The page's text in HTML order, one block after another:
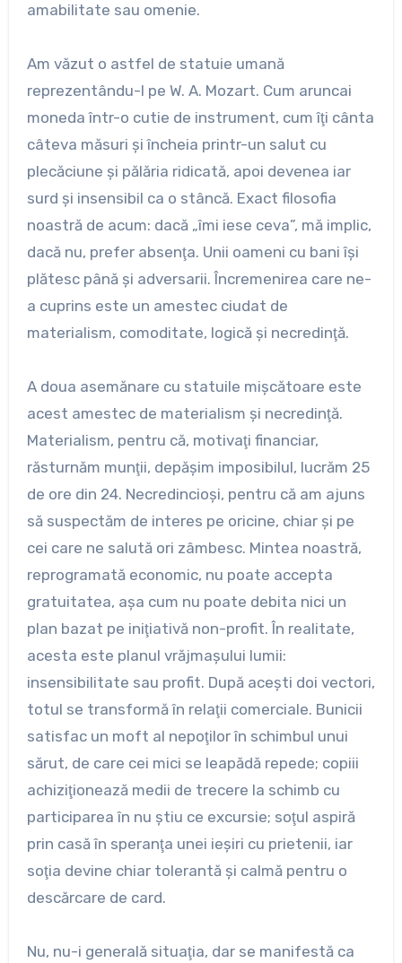
amabilitate sau omenie.
Am văzut o astfel de statuie umană
reprezentându-l pe W. A. Mozart. Cum aruncai
moneda într-o cutie de instrument, cum îţi cânta
câteva măsuri şi încheia printr-un salut cu
plecăciune şi pălăria ridicată, apoi devenea iar
surd şi insensibil ca o stâncă. Exact filosofia
noastră de acum: dacă „îmi iese ceva”, mă implic,
dacă nu, prefer absenţa. Unii oameni cu bani îşi
plătesc până şi adversarii. Încremenirea care ne-
a cuprins este un amestec ciudat de
materialism, comoditate, logică şi necredinţă.
A doua asemănare cu statuile mişcătoare este
acest amestec de materialism şi necredinţă.
Materialism, pentru că, motivaţi financiar,
răsturnăm munţii, depăşim imposibilul, lucrăm 25
de ore din 24. Necredincioşi, pentru că am ajuns
să suspectăm de interes pe oricine, chiar şi pe
cei care ne salută ori zâmbesc. Mintea noastră,
reprogramată economic, nu poate accepta
gratuitatea, aşa cum nu poate debita nici un
plan bazat pe iniţiativă non-profit. În realitate,
acesta este planul vrăjmaşului lumii:
insensibilitate sau profit. După aceşti doi vectori,
totul se transformă în relaţii comerciale. Bunicii
satisfac un moft al nepoţilor în schimbul unui
sărut, de care cei mici se leapădă repede; copiii
achiziţionează medii de trecere la schimb cu
participarea în nu ştiu ce excursie; soţul aspiră
prin casă în speranţa unei ieşiri cu prietenii, iar
soţia devine chiar tolerantă şi calmă pentru o
descărcare de card.
Nu, nu-i generală situaţia, dar se manifestă ca